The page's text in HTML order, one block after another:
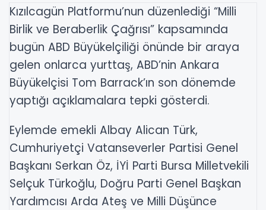
Kızılcagün Platformu’nun düzenlediği “Milli
Birlik ve Beraberlik Çağrısı” kapsamında
bugün ABD Büyükelçiliği önünde bir araya
gelen onlarca yurttaş, ABD’nin Ankara
Büyükelçisi Tom Barrack’ın son dönemde
yaptığı açıklamalara tepki gösterdi.
Eylemde emekli Albay Alican Türk,
Cumhuriyetçi Vatanseverler Partisi Genel
Başkanı Serkan Öz, İYİ Parti Bursa Milletvekili
Selçuk Türkoğlu, Doğru Parti Genel Başkan
Yardımcısı Arda Ateş ve Milli Düşünce